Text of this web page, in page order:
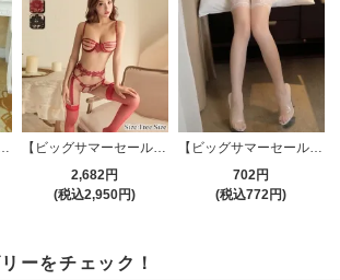
【ビッグサマーセール対象品】ガーターランジェリー(GARTER LINGERIE) 449
2,682円
(税込2,950円)
【ビッグサマーセール対象品】ストッキング(STOCKING) 184wt
702円
(税込772円)
ーをチェック！